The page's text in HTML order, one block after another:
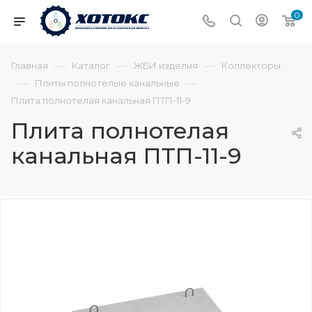
0
Главная — Каталог — ЖБИ изделия — Коллекторы
— Плиты полнотелые канальные —
Плита полнотелая канальная ПТП-11-9
Плита полнотелая
канальная ПТП-11-9